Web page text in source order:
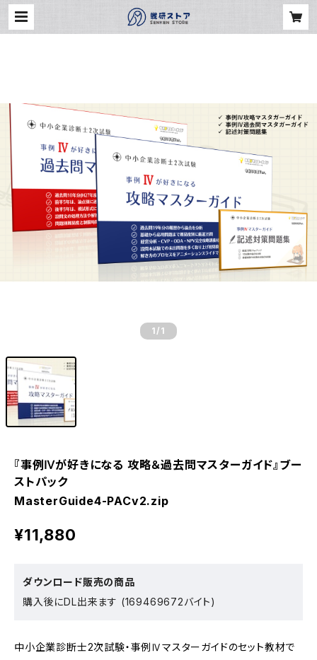
1 /1
『事例Ⅳが好きになる 攻略＆過去問マスターガイド』ブー
ストパック
MasterGuide4-PACv2.zip
¥11,880
ダウンロード販売の商品
購入後にDL出来ます (169469672バイト)
中小企業診断士2次試験・事例Ⅳマスターガイドのセット教材で